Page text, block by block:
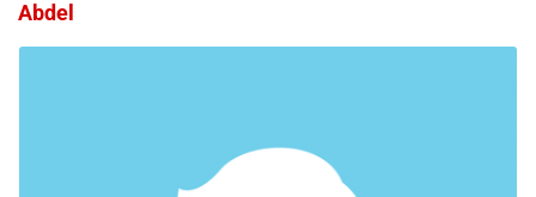
Abdel